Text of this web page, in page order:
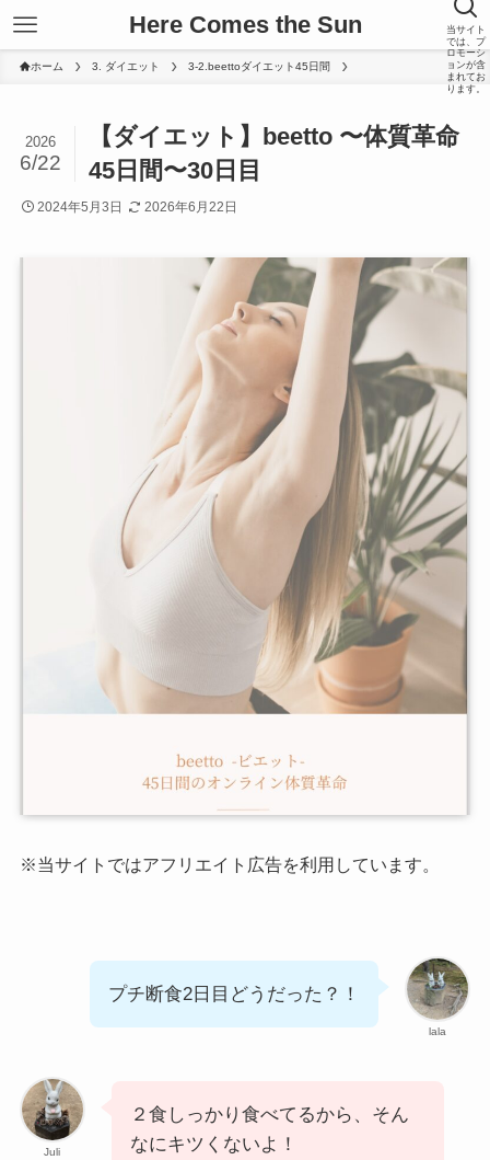
Here Comes the Sun 当サイト
では、プ
ロモーシ
ョンが含
まれてお
ります。
ホーム 3. ダイエット 3-2.beettoダイエット45日間
【ダイエット】beetto 〜体質革命
45日間〜30日目
2026
6/22
2024年5月3日 2026年6月22日
※当サイトではアフリエイト広告を利用しています。
lala
プチ断食2日目どうだった？！
Juli
２食しっかり食べてるから、そん
なにキツくないよ！